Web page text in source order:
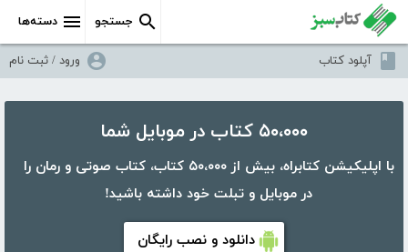
دسته‌ها جستجو
آپلود کتاب ورود / ثبت نام
۵۰،۰۰۰ کتاب در موبایل شما
با اپلیکیشن کتابراه، بیش از ۵۰،۰۰۰ کتاب، کتاب صوتی و رمان را
در موبایل و تبلت خود داشته باشید!
دانلود و نصب رایگان